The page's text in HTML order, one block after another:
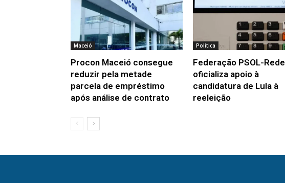
Maceió
Procon Maceió consegue
reduzir pela metade
parcela de empréstimo
após análise de contrato
Política
Federação PSOL-Rede
oficializa apoio à
candidatura de Lula à
reeleição